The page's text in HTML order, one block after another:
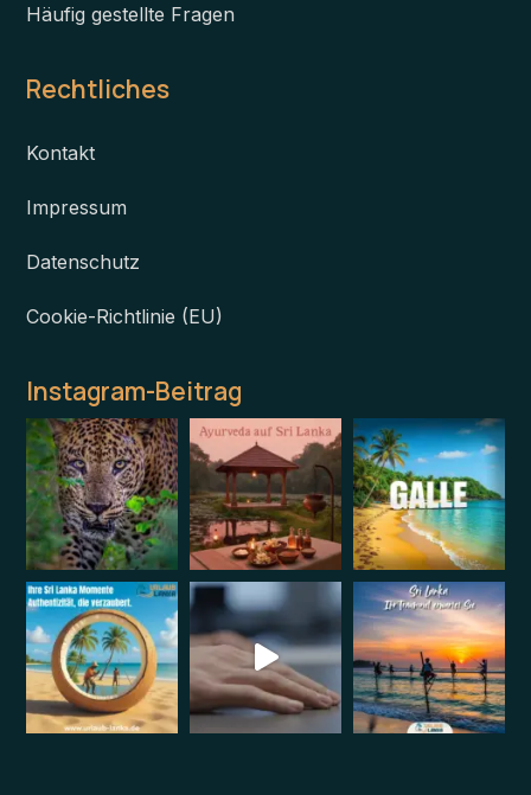
Häufig gestellte Fragen
Rechtliches
Kontakt
Impressum
Datenschutz
Cookie-Richtlinie (EU)
Instagram-Beitrag